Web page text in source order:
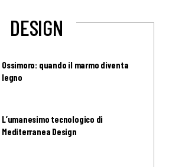
DESIGN
Ossimoro: quando il marmo diventa
legno
L’umanesimo tecnologico di
Mediterranea Design